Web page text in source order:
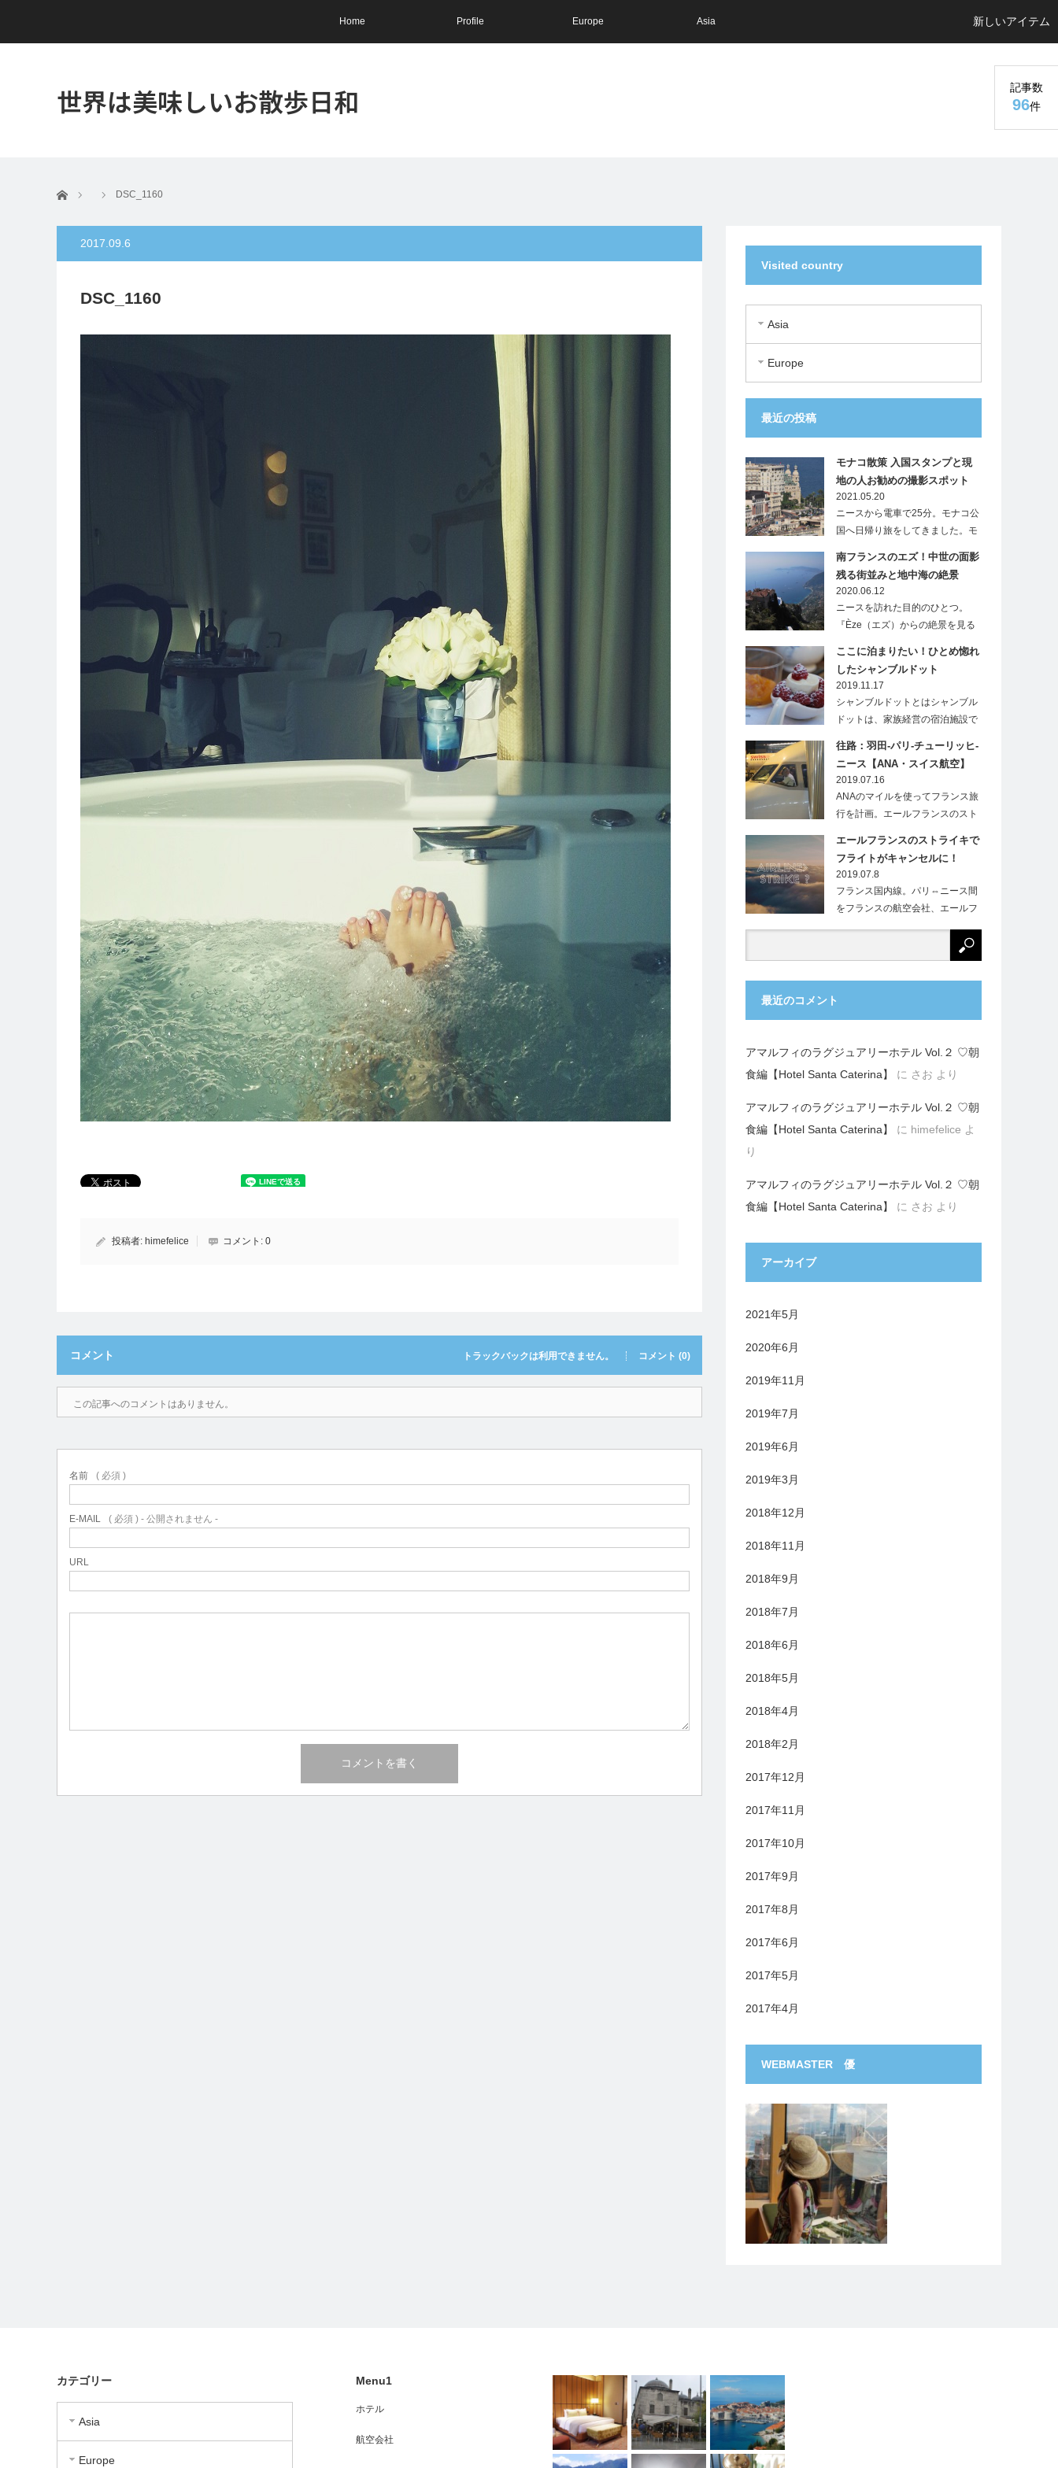
Home Profile Europe Asia 新しいアイテム
世界は美味しいお散歩日和 記事数
96件
ホーム DSC_1160
2017.09.6
DSC_1160
投稿者: himefelice コメント: 0
コメント トラックバックは利用できません。 コメント (0)
この記事へのコメントはありません。
名前 ( 必須 )
E-MAIL ( 必須 ) - 公開されません -
URL
Visited country
Asia
Europe
最近の投稿
モナコ散策 入国スタンプと現
地の人お勧めの撮影スポット
2021.05.20
ニースから電車で25分。モナコ公
国へ日帰り旅をしてきました。モ
南フランスのエズ！中世の面影
残る街並みと地中海の絶景
2020.06.12
ニースを訪れた目的のひとつ。
『Èze（エズ）からの絶景を見る
ここに泊まりたい！ひとめ惚れ
したシャンブルドット
2019.11.17
シャンブルドットとはシャンブル
ドットは、家族経営の宿泊施設で
往路：羽田-パリ-チューリッヒ-
ニース【ANA・スイス航空】
2019.07.16
ANAのマイルを使ってフランス旅
行を計画。エールフランスのスト
エールフランスのストライキで
フライトがキャンセルに！
2019.07.8
フランス国内線。パリ⇔ニース間
をフランスの航空会社、エールフ
最近のコメント
アマルフィのラグジュアリーホテル Vol.２ ♡朝
食編【Hotel Santa Caterina】
に さお より
アマルフィのラグジュアリーホテル Vol.２ ♡朝
食編【Hotel Santa Caterina】
に himefelice よ
り
アマルフィのラグジュアリーホテル Vol.２ ♡朝
食編【Hotel Santa Caterina】
に さお より
アーカイブ
2021年5月
2020年6月
2019年11月
2019年7月
2019年6月
2019年3月
2018年12月
2018年11月
2018年9月
2018年7月
2018年6月
2018年5月
2018年4月
2018年2月
2017年12月
2017年11月
2017年10月
2017年9月
2017年8月
2017年6月
2017年5月
2017年4月
WEBMASTER 優
カテゴリー
Asia
Europe
Menu1
ホテル
航空会社